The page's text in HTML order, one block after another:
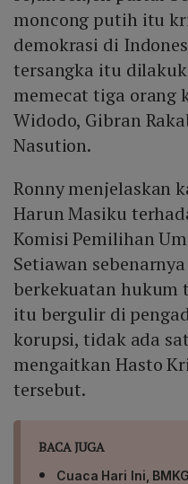
moncong putih itu
demokrasi di
tersangka itu
memecat tiga orang
Widodo, Gibran
Nasution.
Ronny menjelaskan
Harun Masiku
Komisi Pemilihan
Setiawan
berkekuatan hukum
itu bergulir di
korupsi, tidak ada
mengaitkan Hasto
tersebut.
BACA JUGA
Cuaca Hari Ini,